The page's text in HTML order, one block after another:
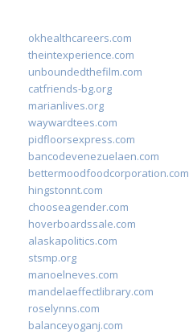
okhealthcareers.com
theintexperience.com
unboundedthefilm.com
catfriends-bg.org
marianlives.org
waywardtees.com
pidfloorsexpress.com
bancodevenezuelaen.com
bettermoodfoodcorporation.com
hingstonnt.com
chooseagender.com
hoverboardssale.com
alaskapolitics.com
stsmp.org
manoelneves.com
mandelaeffectlibrary.com
roselynns.com
balanceyoganj.com